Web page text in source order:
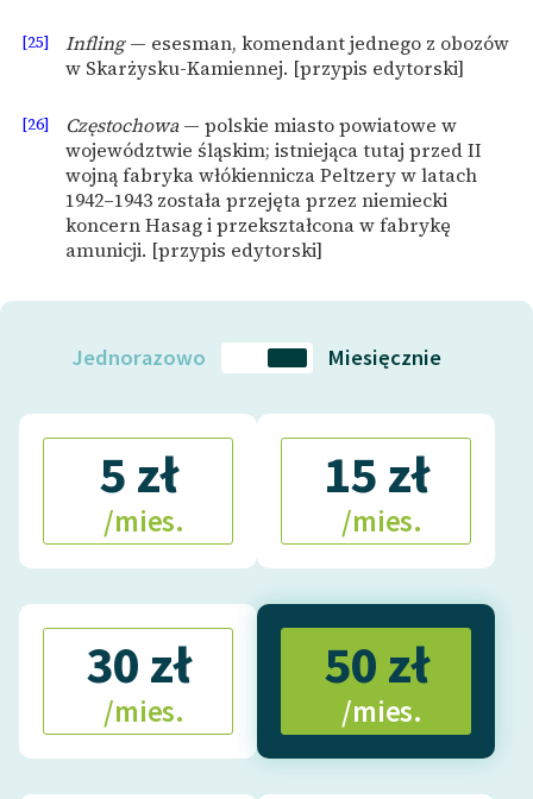
[25] Infling— esesman, komendant jednego z obozów
w Skarżysku-Kamiennej. [przypis edytorski]
[26] Częstochowa— polskie miasto powiatowe w
województwie śląskim; istniejąca tutaj przed II
wojną fabryka włókiennicza Peltzery w latach
1942–1943 została przejęta przez niemiecki
koncern Hasag i przekształcona w fabrykę
amunicji. [przypis edytorski]
Jednorazowo Miesięcznie
5 zł
/mies.
15 zł
/mies.
30 zł
/mies.
50 zł
/mies.